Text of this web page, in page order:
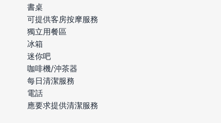
書桌
可提供客房按摩服務
獨立用餐區
冰箱
迷你吧
咖啡機/沖茶器
每日清潔服務
電話
應要求提供清潔服務